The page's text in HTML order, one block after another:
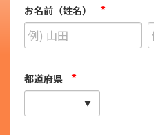
お名前（姓名） *
都道府県 *